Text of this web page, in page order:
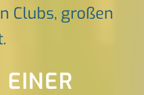
Clubs, großen
EINER